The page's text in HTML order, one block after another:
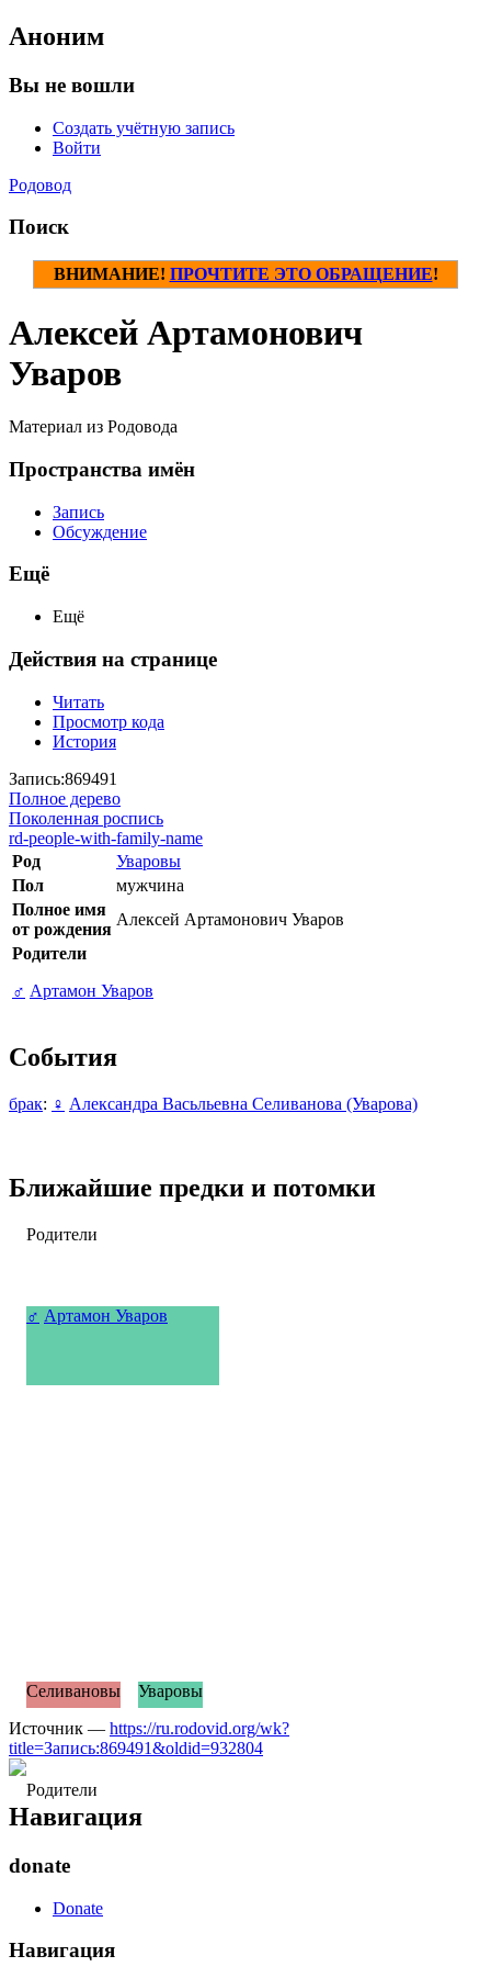
Аноним
Вы не вошли
Создать учётную запись
Войти
Родовод
Поиск
ВНИМАНИЕ! ПРОЧТИТЕ ЭТО ОБРАЩЕНИЕ!
Алексей Артамонович
Уваров
Материал из Родовода
Пространства имён
Запись
Обсуждение
Ещё
Ещё
Действия на странице
Читать
Просмотр кода
История
Запись:869491
Полное дерево
Поколенная роспись
rd-people-with-family-name
Род
Уваровы
Пол
мужчина
Полное имя
от рождения
Алексей Артамонович Уваров
Родители
♂ Артамон Уваров
События
брак: ♀ Александра Васьльевна Селиванова (Уварова)
Ближайшие предки и потомки
Родители
♂ Артамон Уваров
Родители
Селивановы
Уваровы
Источник — https://ru.rodovid.org/wk?
title=Запись:869491&oldid=932804
Навигация
donate
Donate
Навигация